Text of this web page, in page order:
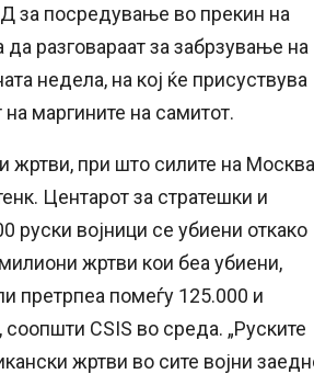
за посредување во прекин на
да разговараат за забрзување на
недела, на кој ќе присуствува
маргините на самитот.
жртви, при што силите на Москва
Центарот за стратешки и
руски војници се убиени откако
жртви кои беа убиени,
претрпеа помеѓу 125.000 и
CSIS во среда. „Руските
жртви во сите војни